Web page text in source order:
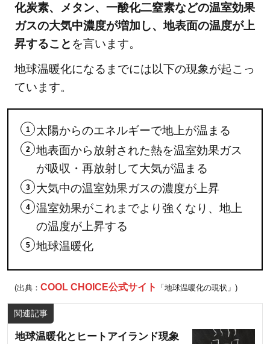
2.1
温室
効果
ガス
は増
加し
てい
る
3
球
温
暖
の
状
と
考
え
ら
化炭素、メタン、一酸化二窒素などの温室効果
ガスの大気中濃度が増加し、地表面の温度が上
昇すること を言います。
地球温暖化になるまでには以下の現象が起こっ
ています。
太陽からのエネルギーで地上が温まる
地表面から放射された熱を温室効果ガス
が吸収・再放射して大気が温まる
大気中の温室効果ガスの濃度が上昇
温室効果がこれまでより強くなり、地上
の温度が上昇する
地球温暖化
(出典： COOL CHOICE公式サイト 「地球温暖化の現状」)
関連記事
地球温暖化とヒートアイランド現象